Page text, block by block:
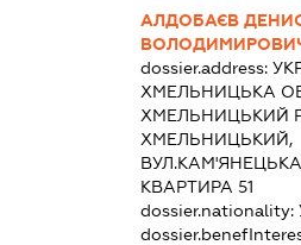
АЛДОБАЄВ
dossier.address:
ХМЕЛЬНИЦЬКА
ХМЕЛЬНИЦЬКИЙ
ХМЕЛЬНИЦЬКИЙ,
КВАРТИРА 51
dossier.nationality: